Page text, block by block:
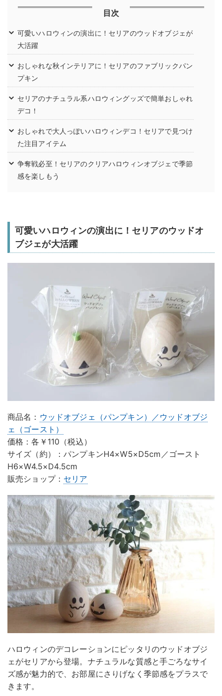
目次
可愛いハロウィンの演出に！セリアのウッドオブジェが
大活躍
おしゃれな秋インテリアに！セリアのファブリックパン
プキン
セリアのナチュラル系ハロウィングッズで簡単おしゃれ
デコ！
おしゃれで大人っぽいハロウィンデコ！セリアで見つけ
た注目アイテム
争奪戦必至！セリアのクリアハロウィンオブジェで季節
感を楽しもう
可愛いハロウィンの演出に！セリアのウッドオ
ブジェが大活躍
商品名： ウッドオブジェ（パンプキン）／ウッドオブジ
ェ（ゴースト）
価格：各￥110（税込）
サイズ（約）：パンプキンH4×W5×D5cm／ゴースト
H6×W4.5×D4.5cm
販売ショップ： セリア
ハロウィンのデコレーションにピッタリのウッドオブジ
ェがセリアから登場。ナチュラルな質感と手ごろなサイ
ズ感が魅力的で、お部屋にさりげなく季節感をプラスで
きます。